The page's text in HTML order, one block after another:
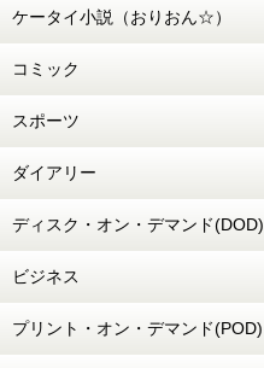
ケータイ小説（おりおん☆）
コミック
スポーツ
ダイアリー
ディスク・オン・デマンド(DOD)
ビジネス
プリント・オン・デマンド(POD)